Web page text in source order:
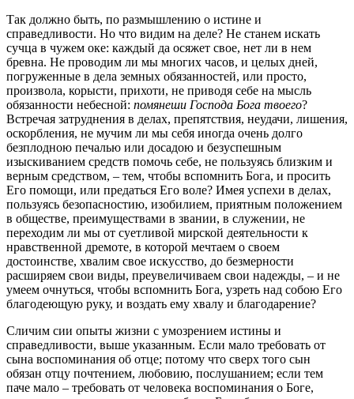
Так должно быть, по размышлению о истине и
справедливости. Но что видим на деле? Не станем искать
сучца в чужем оке: каждый да осяжет свое, нет ли в нем
бревна. Не проводим ли мы многих часов, и целых дней,
погруженные в дела земных обязанностей, или просто,
произвола, корысти, прихоти, не приводя себе на мысль
обязанности небесной: помянеши Господа Бога твоего?
Встречая затруднения в делах, препятствия, неудачи, лишения,
оскорбления, не мучим ли мы себя иногда очень долго
безплодною печалью или досадою и безуспешным
изыскиванием средств помочь себе, не пользуясь близким и
верным средством, – тем, чтобы вспомнить Бога, и просить
Его помощи, или предаться Его воле? Имея успехи в делах,
пользуясь безопасностию, изобилием, приятным положением
в обществе, преимуществами в звании, в служении, не
переходим ли мы от суетливой мирской деятельности к
нравственной дремоте, в которой мечтаем о своем
достоинстве, хвалим свое искусство, до безмерности
расширяем свои виды, преувеличиваем свои надежды, – и не
умеем очнуться, чтобы вспомнить Бога, узреть над собою Его
благодеющую руку, и воздать ему хвалу и благодарение?
Сличим сии опыты жизни с умозрением истины и
справедливости, выше указанным. Если мало требовать от
сына воспоминания об отце; потому что сверх того сын
обязан отцу почтением, любовию, послушанием; если тем
паче мало – требовать от человека воспоминания о Боге,